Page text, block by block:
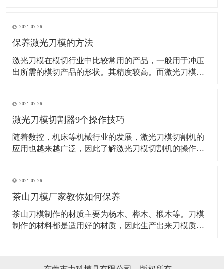
旧模具的调整：基本上旧模具安装在机床上刀尖刀口对
齐一致就可以了。如模具的刀尖大小厚度不一、装夹部
2021-07-26
保养激光刀模的方法
激光刀模在模切行业中比较常用的产品，一般用于冲压
出所需的模切产品的形状。其精度较高。而激光刀模的
的操作机械，保养也是很好控制衰老和老化的一种最优
先的方法，并且还能保证下次使用的时候激光刀模能更
2021-07-26
激光刀模切割器9个操作技巧
随着数控，机床等机械行业的发展，激光刀模切割机的
应用也越来越广泛，因此了解激光刀模切割机的操作应
须穿戴劳保用品。 2、操作者必须经过严格培训，才能上
岗，对不要不熟悉激光刀模切割机操作要领
2021-07-26
茶山刀模厂家教你如何保养
​茶山刀模制作的材质主要为杨木、桦木、椴木等。刀模
制作的材料都是适用好的材质，因此生产出来刀模质量